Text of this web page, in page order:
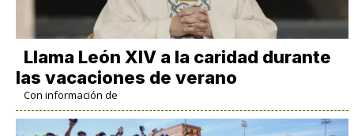
Llama León XIV a la caridad durante
las vacaciones de verano
Con información de